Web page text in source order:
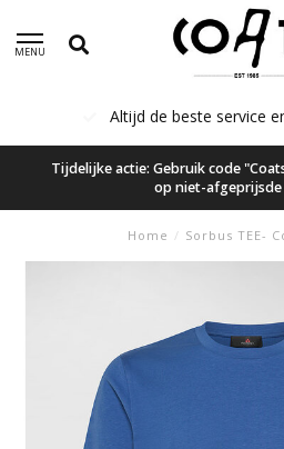
MENU
Altijd de beste service
Tijdelijke actie: Gebruik code
op niet-
Home / Sorbus TEE-